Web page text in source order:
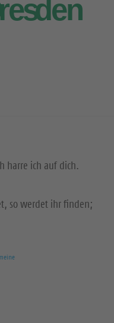
harre ich auf dich.
so werdet ihr finden;